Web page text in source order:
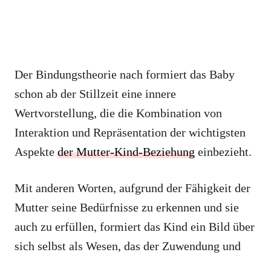
Der Bindungstheorie nach formiert das Baby
schon ab der Stillzeit eine innere
Wertvorstellung, die die Kombination von
Interaktion und Repräsentation der wichtigsten
Aspekte der Mutter-Kind-Beziehung einbezieht.
Mit anderen Worten, aufgrund der Fähigkeit der
Mutter seine Bedürfnisse zu erkennen und sie
auch zu erfüllen, formiert das Kind ein Bild über
sich selbst als Wesen, das der Zuwendung und